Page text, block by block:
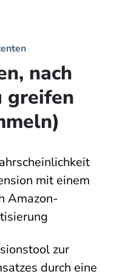
nach
greifen
mit einem
Amazon-
zur
durch eine